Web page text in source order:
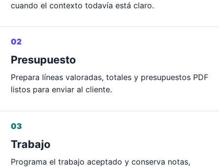
cuando el contexto todavía está claro.
02
Presupuesto
Prepara líneas valoradas, totales y presupuestos PDF
listos para enviar al cliente.
03
Trabajo
Programa el trabajo aceptado y conserva notas,